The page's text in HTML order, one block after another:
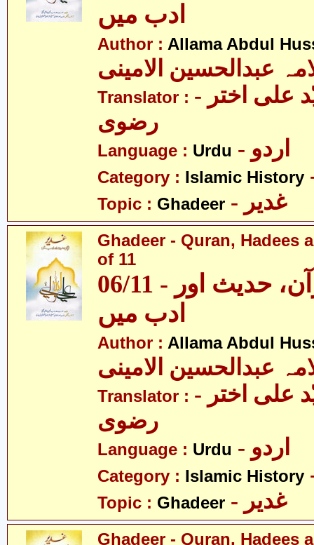
ادب میں
Author : Allama Abdul
عبدالحسین الامینی
Translator : - مولانا سیّد علی اختر
رضوی
Language : Urdu - اردو
Category : Islamic History
Topic : Ghadeer - غدیر
Ghadeer - Quran, Hadees
of 11
06/11 - غدیر - قرآن، حدیث اور
ادب میں
Author : Allama Abdul
عبدالحسین الامینی
Translator : - مولانا سیّد علی اختر
رضوی
Language : Urdu - اردو
Category : Islamic History
Topic : Ghadeer - غدیر
Ghadeer - Quran, Hadees